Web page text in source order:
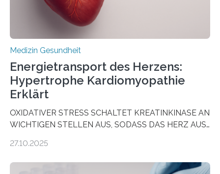
Medizin Gesundheit
Energietransport des Herzens:
Hypertrophe Kardiomyopathie
Erklärt
OXIDATIVER STRESS SCHALTET KREATINKINASE AN
WICHTIGEN STELLEN AUS, SODASS DAS HERZ AUS
aus dem Deutschen Zentrum für Herzinsuffizienz
im Journal Circulation, warum der Energietransport bei
27.10.2025